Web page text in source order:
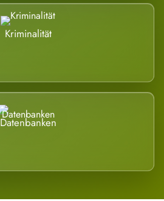
Kriminalität
Datenbanken